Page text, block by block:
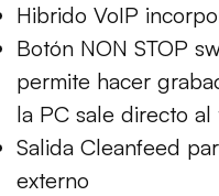
Hibrido VoIP
Botón NON STOP
permite hacer
la PC sale directo al
Salida Cleanfeed
externo